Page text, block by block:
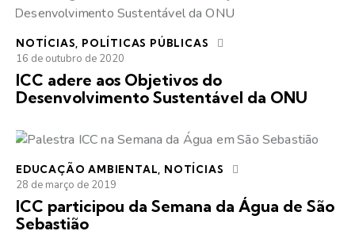
NOTÍCIAS POLÍTICAS PÚBLICAS
16 de outubro de 2020
ICC adere aos Objetivos do
Desenvolvimento Sustentável da ONU
EDUCAÇÃO AMBIENTAL NOTÍCIAS
28 de março de 2019
ICC participou da Semana da Água de São
Sebastião